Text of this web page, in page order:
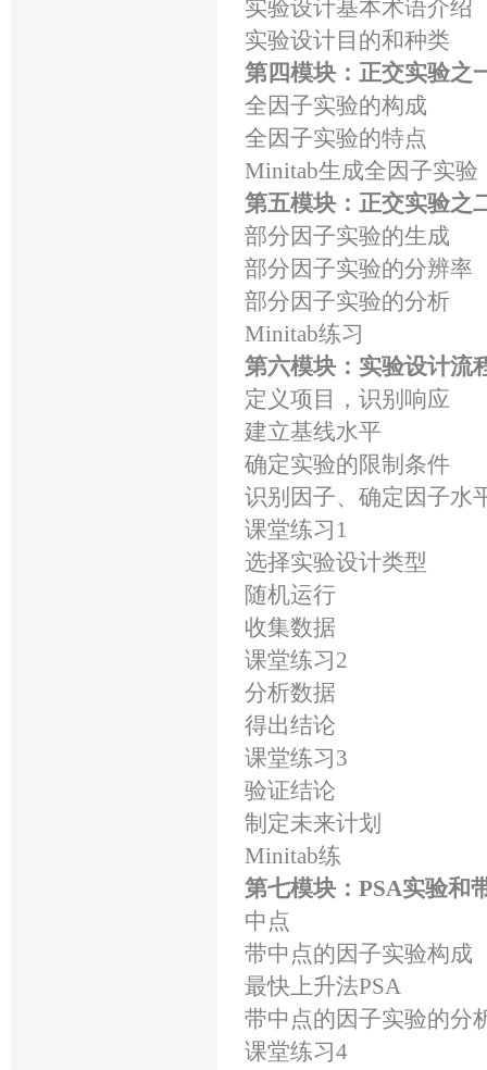
实验设计基本术语介绍
实验设计目的和种类
第四模块：正交实验之
全因子实验的构成
全因子实验的特点
Minitab生成全因子实验
第五模块：正交实验之
部分因子实验的生成
部分因子实验的分辨率
部分因子实验的分析
Minitab练习
第六模块：实验设计流
定义项目，识别响应
建立基线水平
确定实验的限制条件
识别因子、确定因子水
课堂练习1
选择实验设计类型
随机运行
收集数据
课堂练习2
分析数据
得出结论
课堂练习3
验证结论
制定未来计划
Minitab练
第七模块：PSA实验和
中点
带中点的因子实验构成
最快上升法PSA
带中点的因子实验的分
课堂练习4